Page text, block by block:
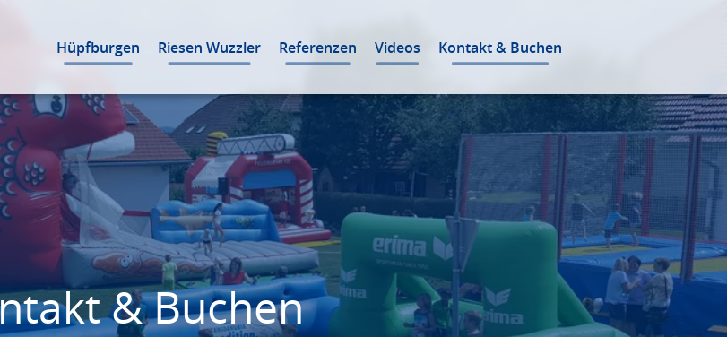
Hüpfburgen Riesen Wuzzler Referenzen Videos Kontakt & Buchen
& Buchen